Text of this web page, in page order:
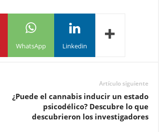
WhatsApp Linkedin
Artículo siguiente
¿Puede el cannabis inducir un estado
psicodélico? Descubre lo que
descubrieron los investigadores